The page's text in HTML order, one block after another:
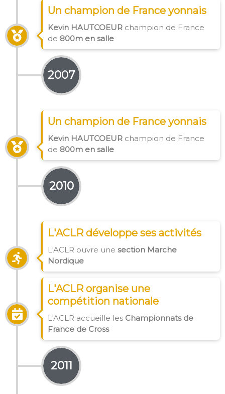
Un champion de France yonnais
Kevin HAUTCOEUR champion de France
de 800m en salle
2007
Un champion de France yonnais
Kevin HAUTCOEUR champion de France
de 800m en salle
2010
L'ACLR développe ses activités
L'ACLR ouvre unesection Marche
Nordique
L'ACLR organise une
compétition nationale
L'ACLR accueille les Championnats de
France de Cross
2011